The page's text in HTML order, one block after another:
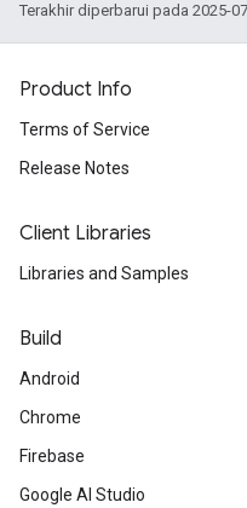
Terakhir diperbarui pada 2025-
Product Info
Terms of Service
Release Notes
Client Libraries
Libraries and Samples
Build
Android
Chrome
Firebase
Google AI Studio